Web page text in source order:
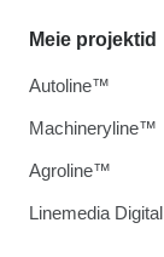
Meie projektid
Autoline™
Machineryline™
Agroline™
Linemedia